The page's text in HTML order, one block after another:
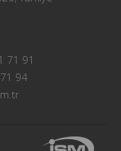
71 91
94